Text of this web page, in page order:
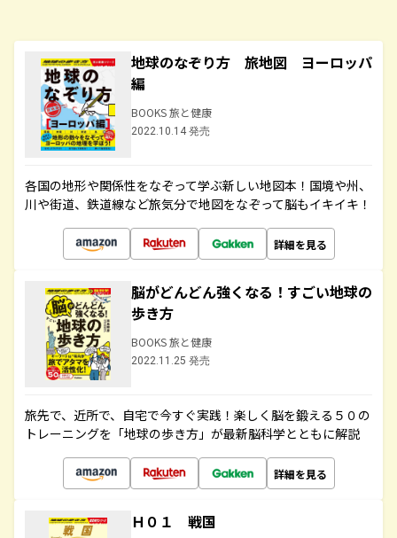
地球のなぞり方 旅地図 ヨーロッパ
編
BOOKS 旅と健康
2022.10.14 発売
各国の地形や関係性をなぞって学ぶ新しい地図本！国境や州、
川や街道、鉄道線など旅気分で地図をなぞって脳もイキイキ！
詳細を見る
脳がどんどん強くなる！すごい地球の
歩き方
BOOKS 旅と健康
2022.11.25 発売
旅先で、近所で、自宅で今すぐ実践！楽しく脳を鍛える５０の
トレーニングを「地球の歩き方」が最新脳科学とともに解説
詳細を見る
Ｈ０１ 戦国